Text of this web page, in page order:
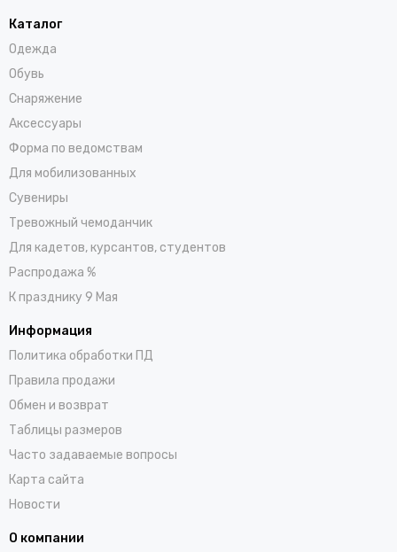
Каталог
Одежда
Обувь
Снаряжение
Аксессуары
Форма по ведомствам
Для мобилизованных
Сувениры
Тревожный чемоданчик
Для кадетов, курсантов, студентов
Распродажа %
К празднику 9 Мая
Информация
Политика обработки ПД
Правила продажи
Обмен и возврат
Таблицы размеров
Часто задаваемые вопросы
Карта сайта
Новости
О компании